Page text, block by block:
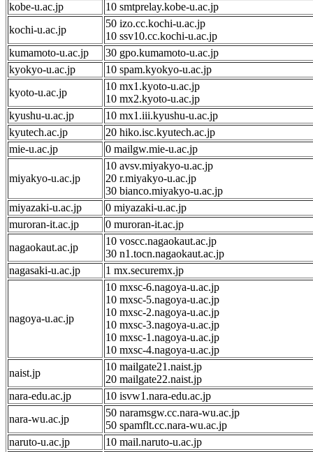
kobe-u.ac.jp
10 smtprelay.kobe-u.ac.jp
kochi-u.ac.jp
50 izo.cc.kochi-u.ac.jp
10 ssv10.cc.kochi-u.ac.jp
kumamoto-u.ac.jp
30 gpo.kumamoto-u.ac.jp
kyokyo-u.ac.jp
10 spam.kyokyo-u.ac.jp
kyoto-u.ac.jp
10 mx1.kyoto-u.ac.jp
10 mx2.kyoto-u.ac.jp
kyushu-u.ac.jp
10 mx1.iii.kyushu-u.ac.jp
kyutech.ac.jp
20 hiko.isc.kyutech.ac.jp
mie-u.ac.jp
0 mailgw.mie-u.ac.jp
miyakyo-u.ac.jp
10 avsv.miyakyo-u.ac.jp
20 r.miyakyo-u.ac.jp
30 bianco.miyakyo-u.ac.jp
miyazaki-u.ac.jp
0 miyazaki-u.ac.jp
muroran-it.ac.jp
0 muroran-it.ac.jp
nagaokaut.ac.jp
10 voscc.nagaokaut.ac.jp
30 n1.tocn.nagaokaut.ac.jp
nagasaki-u.ac.jp
1 mx.securemx.jp
nagoya-u.ac.jp
10 mxsc-6.nagoya-u.ac.jp
10 mxsc-5.nagoya-u.ac.jp
10 mxsc-2.nagoya-u.ac.jp
10 mxsc-3.nagoya-u.ac.jp
10 mxsc-1.nagoya-u.ac.jp
10 mxsc-4.nagoya-u.ac.jp
naist.jp
10 mailgate21.naist.jp
20 mailgate22.naist.jp
nara-edu.ac.jp
10 isvw1.nara-edu.ac.jp
nara-wu.ac.jp
50 naramsgw.cc.nara-wu.ac.jp
50 spamflt.cc.nara-wu.ac.jp
naruto-u.ac.jp
10 mail.naruto-u.ac.jp